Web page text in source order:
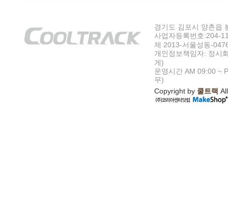
경기도 김포시 양촌읍
사업자등록번호:204-
제 2013-서울성동-
개인정보책임자: 정시
게)
운영시간 AM 09:00 ~
무)
Copyright by 쿨트랙